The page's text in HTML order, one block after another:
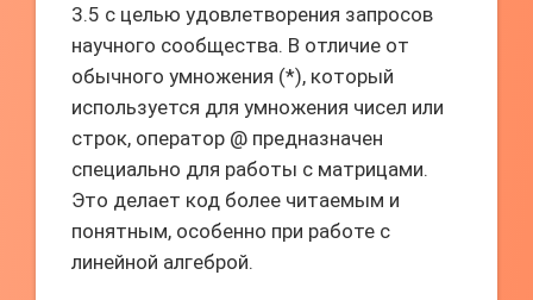
3.5 с целью удовлетворения запросов
научного сообщества. В отличие от
обычного умножения (*), который
используется для умножения чисел или
строк, оператор @ предназначен
специально для работы с матрицами.
Это делает код более читаемым и
понятным, особенно при работе с
линейной алгеброй.